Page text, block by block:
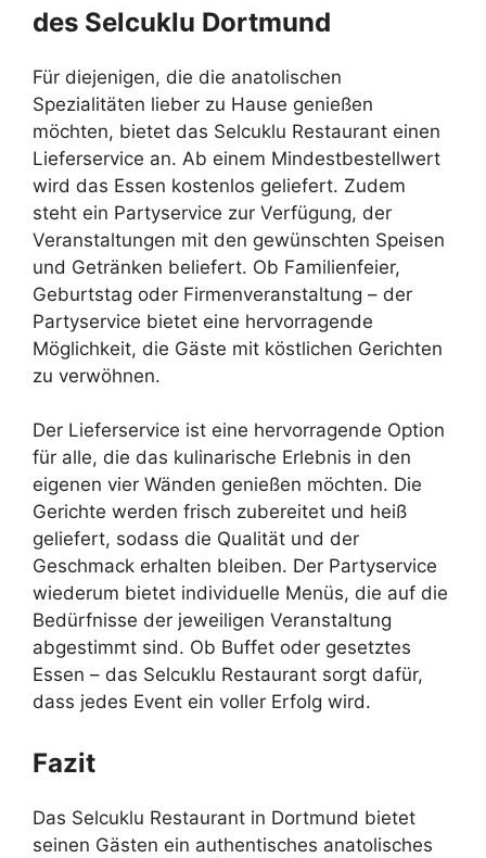
des Selcuklu Dortmund
Für diejenigen, die die anatolischen
Spezialitäten lieber zu Hause genießen
möchten, bietet das Selcuklu Restaurant einen
Lieferservice an. Ab einem Mindestbestellwert
wird das Essen kostenlos geliefert. Zudem
steht ein Partyservice zur Verfügung, der
Veranstaltungen mit den gewünschten Speisen
und Getränken beliefert. Ob Familienfeier,
Geburtstag oder Firmenveranstaltung – der
Partyservice bietet eine hervorragende
Möglichkeit, die Gäste mit köstlichen Gerichten
zu verwöhnen.
Der Lieferservice ist eine hervorragende Option
für alle, die das kulinarische Erlebnis in den
eigenen vier Wänden genießen möchten. Die
Gerichte werden frisch zubereitet und heiß
geliefert, sodass die Qualität und der
Geschmack erhalten bleiben. Der Partyservice
wiederum bietet individuelle Menüs, die auf die
Bedürfnisse der jeweiligen Veranstaltung
abgestimmt sind. Ob Buffet oder gesetztes
Essen – das Selcuklu Restaurant sorgt dafür,
dass jedes Event ein voller Erfolg wird.
Fazit
Das Selcuklu Restaurant in Dortmund bietet
seinen Gästen ein authentisches anatolisches